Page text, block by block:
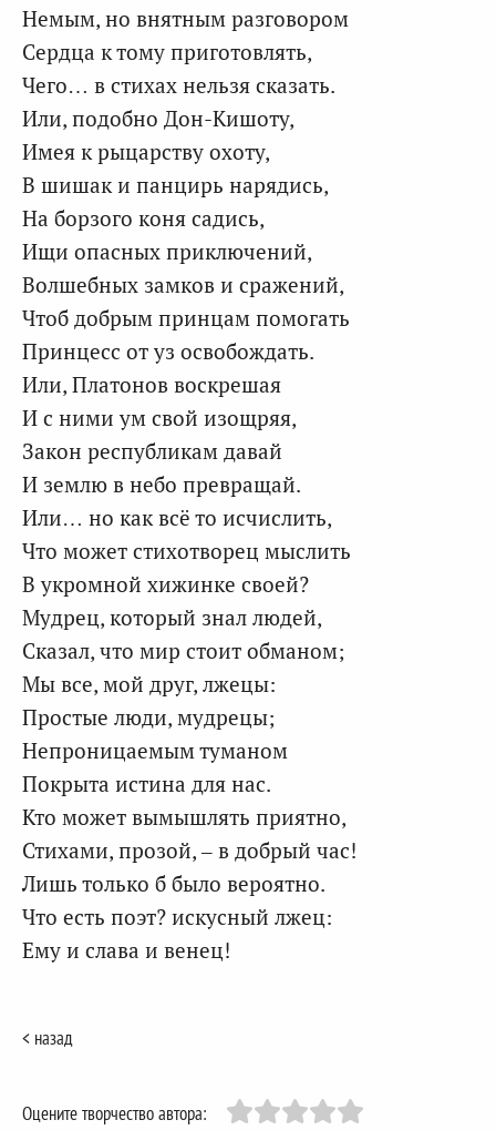
Немым, но внятным разговором
Сердца к тому приготовлять,
Чего… в стихах нельзя сказать.
Или, подобно Дон-Кишоту,
Имея к рыцарству охоту,
В шишак и панцирь нарядись,
На борзого коня садись,
Ищи опасных приключений,
Волшебных замков и сражений,
Чтоб добрым принцам помогать
Принцесс от уз освобождать.
Или, Платонов воскрешая
И с ними ум свой изощряя,
Закон республикам давай
И землю в небо превращай.
Или… но как всё то исчислить,
Что может стихотворец мыслить
В укромной хижинке своей?
Мудрец, который знал людей,
Сказал, что мир стоит обманом;
Мы все, мой друг, лжецы:
Простые люди, мудрецы;
Непроницаемым туманом
Покрыта истина для нас.
Кто может вымышлять приятно,
Стихами, прозой, – в добрый час!
Лишь только б было вероятно.
Что есть поэт? искусный лжец:
Ему и слава и венец!
< назад
Оцените творчество автора: